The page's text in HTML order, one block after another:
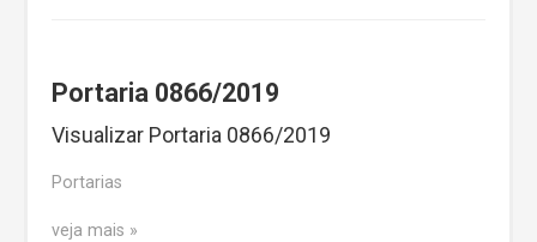
Portaria 0866/2019
Visualizar Portaria 0866/2019
Portarias
veja mais